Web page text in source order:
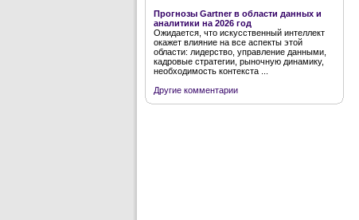
Прогнозы Gartner в области данных и
аналитики на 2026 год
Ожидается, что искусственный интеллект
окажет влияние на все аспекты этой
области: лидерство, управление данными,
кадровые стратегии, рыночную динамику,
необходимость контекста ...
Другие комментарии